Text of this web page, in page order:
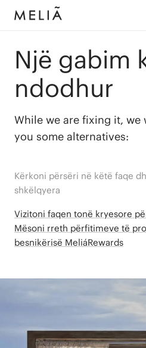
Një gabim
ndodhur
While we are fixing it, we
you some alternatives:
Kërkoni përsëri në këtë faqe
shkëlqyera
Vizitoni faqen tonë kryesore
Mësoni rreth përfitimeve të
besnikërisë MeliáRewards